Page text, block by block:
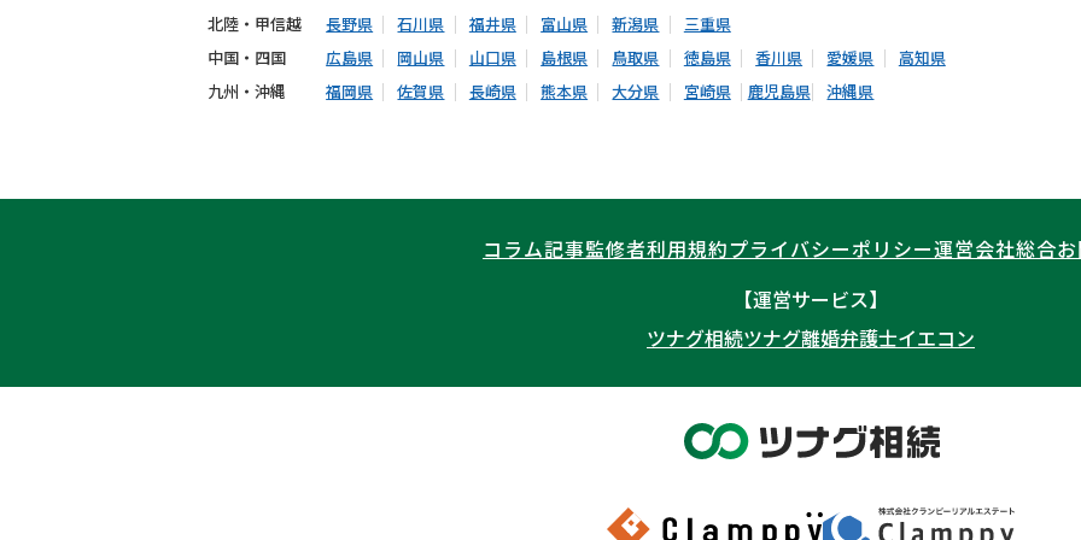
北陸・甲信越
長野県 石川県 福井県 富山県 新潟県
三重県
中国・四国
広島県 岡山県 山口県 島根県 鳥取県 徳島県 香川県 愛媛県
高知県
九州・沖縄
福岡県 佐賀県 長崎県 熊本県 大分県 宮崎県 鹿児島県 沖縄県
コラム記事監修者利用規約プライバシーポリシー運営会社総合
【運営サービス】
ツナグ相続ツナグ離婚弁護士イエコン